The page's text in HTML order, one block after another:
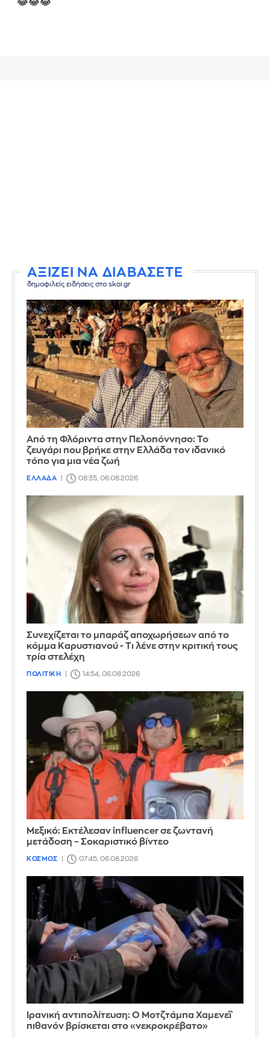
ΑΞΙΖΕΙ ΝΑ ΔΙΑΒΑΣΕΤΕ
δημοφιλείς ειδήσεις στο skai.gr
Από τη Φλόριντα στην Πελοπόννησο: Το
ζευγάρι που βρήκε στην Ελλάδα τον ιδανικό
τόπο για μια νέα ζωή
ΕΛΛΑΔΑ 08:35, 06.08.2026
Συνεχίζεται το μπαράζ αποχωρήσεων από το
κόμμα Καρυστιανού - Τι λένε στην κριτική τους
τρία στελέχη
ΠΟΛΙΤΙΚΗ 14:54, 06.08.2026
Μεξικό: Εκτέλεσαν influencer σε ζωντανή
μετάδοση – Σοκαριστικό βίντεο
ΚΟΣΜΟΣ 07:45, 06.08.2026
Ιρανική αντιπολίτευση: Ο Μοτζτάμπα Χαμενεΐ
πιθανόν βρίσκεται στο «νεκροκρέβατο»